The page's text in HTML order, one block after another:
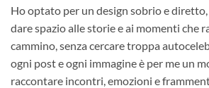
Ho optato per un design sobrio e
dare spazio alle storie e ai momenti che
cammino, senza cercare troppa
ogni post e ogni immagine è per me un
raccontare incontri, emozioni e